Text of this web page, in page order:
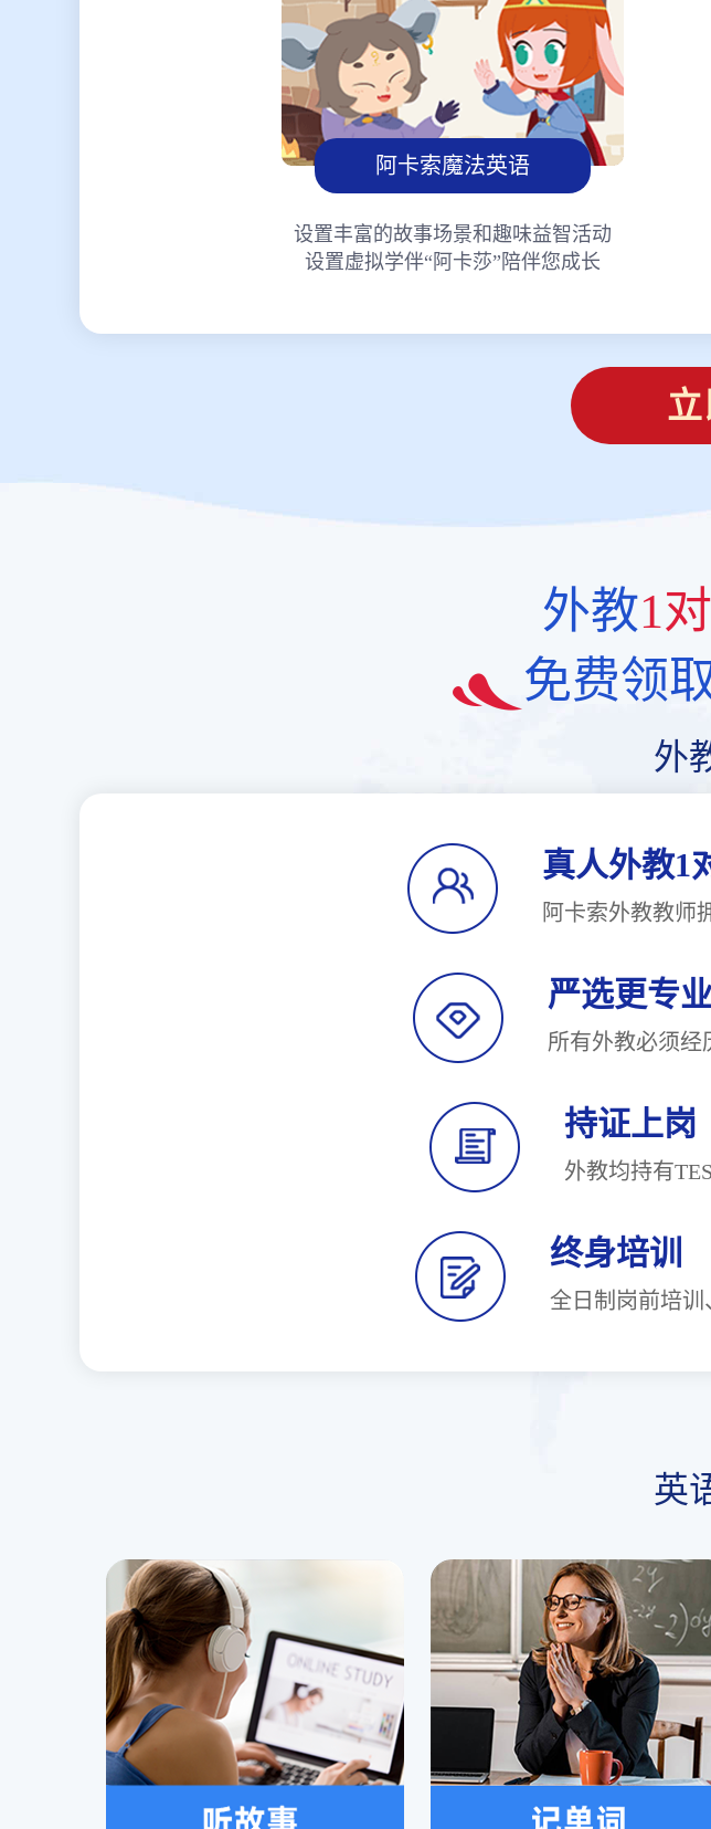
阿卡索魔法英语
设置丰富的故事场景和趣味益智活动
设置虚拟学伴“阿卡莎”陪伴您成长
外教1
免费领
外
真人外教1
阿卡索外教教
严选更专
所有外教必须
持证上岗
外教均持
终身培训
全日制岗前培训
英